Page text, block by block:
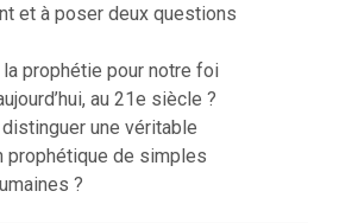
et à poser deux questions
prophétie pour notre foi
au 21e siècle ?
une véritable
prophétique de simples
?